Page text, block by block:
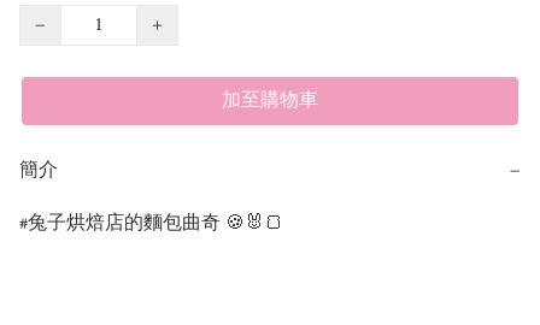
−
+
加至購物車
簡介 −
#兔子烘焙店的麵包曲奇 🍪🐰🍞